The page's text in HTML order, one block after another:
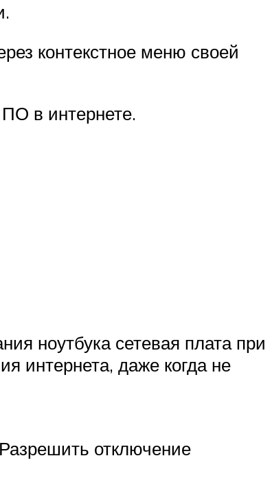
контекстное меню своей
в интернете.
ноутбука сетевая плата при
интернета, даже когда не
отключение